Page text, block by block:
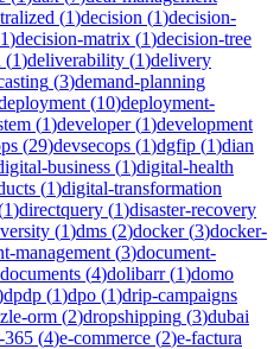
(1)decision (1)decision-
1)decision-matrix (1)decision-tree
(1)deliverability (1)delivery
(3)demand-planning
(10)deployment-
(1)developer(1)development
(29)devsecops (1)dgfip (1)dian
business (1)digital-health
(1)digital-transformation
1)directquery (1)disaster-recovery
(1)dms (2)docker(3)docker-
management (3)document-
documents (4)dolibarr(1)domo
dpdp (1)dpo (1)drip-campaigns
orm (2)dropshipping (3)dubai
365 (4)e-commerce (2)e-factura